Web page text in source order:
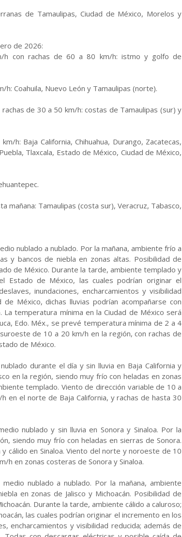
de Tamaulipas, Ciudad de México, Morelos y
de 2026:
con rachas de 60 a 80 km/h: istmo y golfo de
Coahuila, Nuevo León y Tamaulipas (norte).
de 30 a 50 km/h: costas de Tamaulipas (sur) y
h: Baja California, Chihuahua, Durango, Zacatecas,
Tlaxcala, Estado de México, Ciudad de México,
mañana: Tamaulipas (costa sur), Veracruz, Tabasco,
nublado a nublado. Por la mañana, ambiente frío a
y bancos de niebla en zonas altas. Posibilidad de
de México. Durante la tarde, ambiente templado y
Estado de México, las cuales podrían originar el
inundaciones, encharcamientos y visibilidad
México, dichas lluvias podrían acompañarse con
temperatura mínima en la Ciudad de México será
Edo. Méx., se prevé temperatura mínima de 2 a 4
de 10 a 20 km/h en la región, con rachas de
de México.
durante el día y sin lluvia en Baja California y
en la región, siendo muy frío con heladas en zonas
templado. Viento de dirección variable de 10 a
en el norte de Baja California, y rachas de hasta 30
nublado y sin lluvia en Sonora y Sinaloa. Por la
siendo muy frío con heladas en sierras de Sonora.
cálido en Sinaloa. Viento del norte y noroeste de 10
h en zonas costeras de Sonora y Sinaloa.
nublado a nublado. Por la mañana, ambiente
en zonas de Jalisco y Michoacán. Posibilidad de
Durante la tarde, ambiente cálido a caluroso;
las cuales podrían originar el incremento en los
encharcamientos y visibilidad reducida; además de